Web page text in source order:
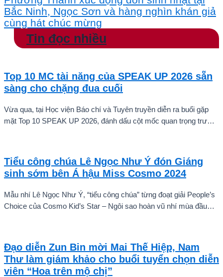
Bắc Ninh, Ngọc Sơn và hàng nghìn khán giả
cùng hát chúc mừng
Tin đọc nhiều
Top 10 MC tài năng của SPEAK UP 2026 sẵn
sàng cho chặng đua cuối
Vừa qua, tại Học viện Báo chí và Tuyên truyền diễn ra buổi gặp
mặt Top 10 SPEAK UP 2026, đánh dấu cột mốc quan trọng trước
Tiểu công chúa Lê Ngọc Như Ý đón Giáng
sinh sớm bên Á hậu Miss Cosmo 2024
Mẫu nhí Lê Ngọc Như Ý, “tiểu công chúa” từng đoạt giải People’s
Choice của Cosmo Kid’s Star – Ngôi sao hoàn vũ nhí mùa đầu
Đạo diễn Zun Bin mời Mai Thế Hiệp, Nam
Thư làm giám khảo cho buổi tuyển chọn diễn
viên “Hoa trên mộ chị”